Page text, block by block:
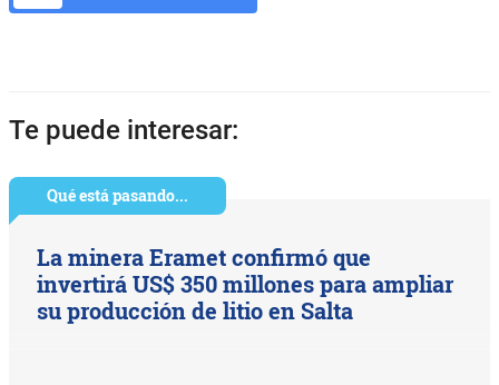
Te puede interesar:
Qué está pasando...
La minera Eramet confirmó que
invertirá US$ 350 millones para ampliar
su producción de litio en Salta